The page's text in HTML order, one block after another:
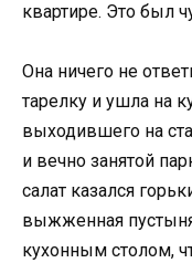
квартире. Это был
Она ничего не
тарелку и ушла на
выходившего на
и вечно занятой
салат казался
выжженная
кухонным столом,